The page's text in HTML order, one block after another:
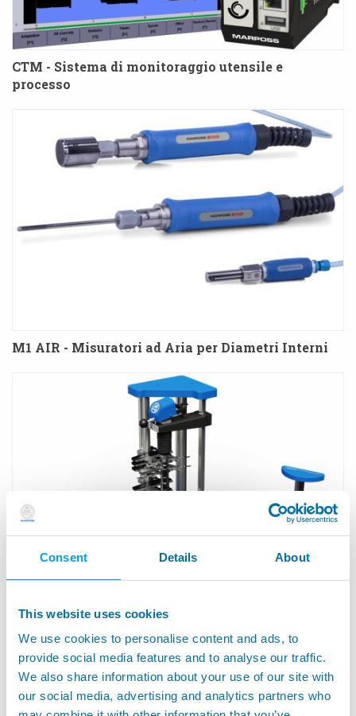
Consent Details About
This website uses cookies
We use cookies to personalise content and ads, to
provide social media features and to analyse our traffic.
We also share information about your use of our site with
our social media, advertising and analytics partners who
CTM - Sistema di monitoraggio utensile e
processo
M1 AIR - Misuratori ad Aria per Diametri Interni
QUICK SET™ LINE - Banco di Misura Modulare